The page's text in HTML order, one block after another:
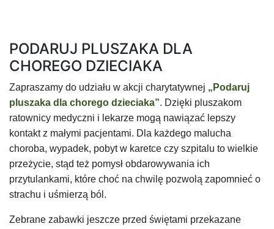
PODARUJ PLUSZAKA DLA
CHOREGO DZIECIAKA
Zapraszamy do udziału w akcji charytatywnej „Podaruj
pluszaka dla chorego dzieciaka”. Dzięki pluszakom
ratownicy medyczni i lekarze mogą nawiązać lepszy
kontakt z małymi pacjentami. Dla każdego malucha
choroba, wypadek, pobyt w karetce czy szpitalu to wielkie
przeżycie, stąd też pomysł obdarowywania ich
przytulankami, które choć na chwilę pozwolą zapomnieć o
strachu i uśmierzą ból.
Zebrane zabawki jeszcze przed świętami przekazane